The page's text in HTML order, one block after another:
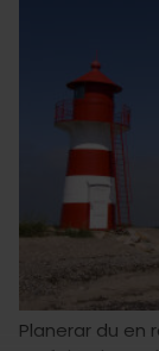
Planerar du en